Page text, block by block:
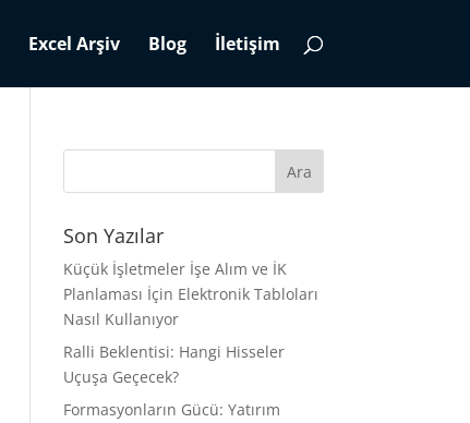
Excel Arşiv Blog İletişim
Son Yazılar
Küçük İşletmeler İşe Alım ve İK
Planlaması İçin Elektronik Tabloları
Nasıl Kullanıyor
Ralli Beklentisi: Hangi Hisseler
Uçuşa Geçecek?
Formasyonların Gücü: Yatırım